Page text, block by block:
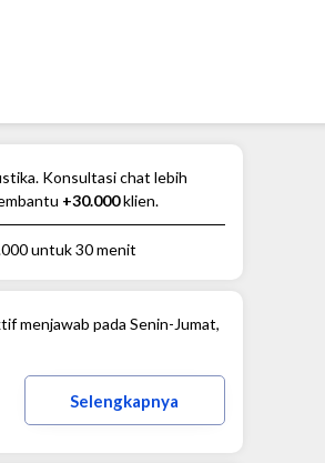
Konsultasi chat lebih
+30.000klien.
untuk 30 menit
menjawab pada Senin-Jumat,
Selengkapnya